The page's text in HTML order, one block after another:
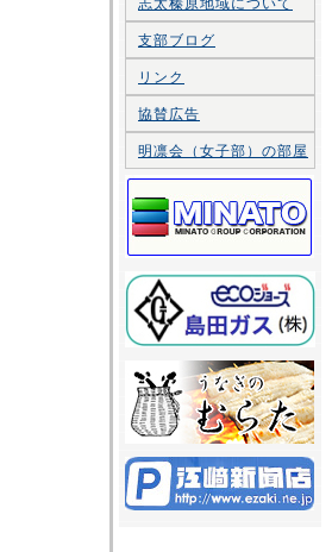
志太榛原地域について
支部ブログ
リンク
協賛広告
明凛会（女子部）の部屋